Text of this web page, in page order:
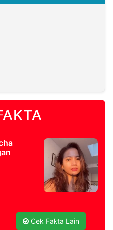
Cek Fakta Lain